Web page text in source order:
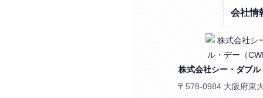
会社情
株式会社シー・ダブ
〒578-0984 大阪府東